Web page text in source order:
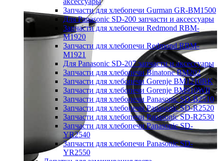
Запчасти для хлебопечи Gurman GR-BM1500
Для Panasonic SD-200 запчасти и аксессуары
Запчасти для хлебопечи Redmond RBM-
M1920
Запчасти для хлебопечи Redmond RBM-
M1921
Для Panasonic SD-207 запчасти и аксессуары
Запчасти для хлебопечи Binatone BM202
Запчасти для хлебопечи Gorenje BM1210BK
Запчасти для хлебопечи Gorenje BM910WII
Запчасти для хлебопечи Panasonic SD-B2510
Запчасти для хлебопечи Panasonic SD-R2520
Запчасти для хлебопечи Panasonic SD-R2530
Запчасти для хлебопечи Panasonic SD-
YR2540
Запчасти для хлебопечи Panasonic SD-
YR2550